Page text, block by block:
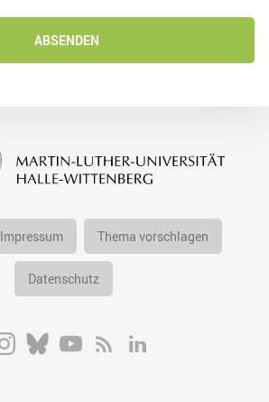
ABSENDEN
Impressum Thema vorschlagen
Datenschutz